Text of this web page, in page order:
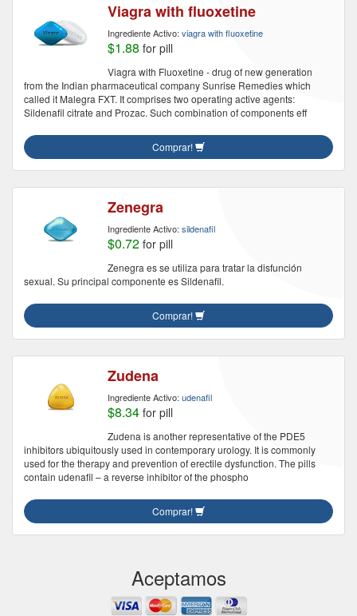
Viagra with fluoxetine
Ingrediente Activo: viagra with fluoxetine
$1.88 for pill
Viagra with Fluoxetine - drug of new generation
from the Indian pharmaceutical company Sunrise Remedies which
called it Malegra FXT. It comprises two operating active agents:
Sildenafil citrate and Prozac. Such combination of components eff
Comprar!
Zenegra
Ingrediente Activo: sildenafil
$0.72 for pill
Zenegra es se utiliza para tratar la disfunción
sexual. Su principal componente es Sildenafil.
Comprar!
Zudena
Ingrediente Activo: udenafil
$8.34 for pill
Zudena is another representative of the PDE5
inhibitors ubiquitously used in contemporary urology. It is commonly
used for the therapy and prevention of erectile dysfunction. The pills
contain udenafil – a reverse inhibitor of the phospho
Comprar!
Aceptamos